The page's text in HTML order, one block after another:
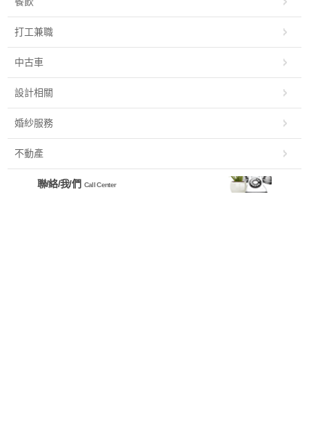
打工兼職
中古車
設計相關
婚紗服務
不動產
聯/絡/我/們 Call Center